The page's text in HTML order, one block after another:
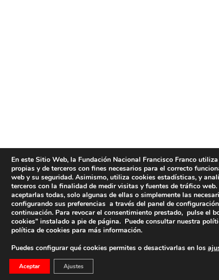
En este Sitio Web, la Fundación Nacional Francisco Franco
propias y de terceros con fines necesarios para el correcto
web y su seguridad. Asimismo, utiliza cookies estadísticas, y
terceros con la finalidad de medir visitas y fuentes de tráfico web.
aceptarlas todas, solo algunas de ellas o simplemente las
configurando sus preferencias a través del panel de
continuación. Para revocar el consentimiento prestado, pulse el
cookies” instalado a pie de página. Puede consultar nuestra
política de cookies para más información.
Puedes configurar qué cookies permites o desactivarlas en los
Aceptar Ajustes